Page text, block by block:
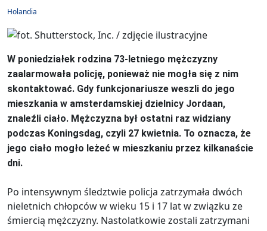
Holandia
W poniedziałek rodzina 73-letniego mężczyzny
zaalarmowała policję, ponieważ nie mogła się z nim
skontaktować. Gdy funkcjonariusze weszli do jego
mieszkania w amsterdamskiej dzielnicy Jordaan,
znaleźli ciało. Mężczyzna był ostatni raz widziany
podczas Koningsdag, czyli 27 kwietnia. To oznacza, że
jego ciało mogło leżeć w mieszkaniu przez kilkanaście
dni.
Po intensywnym śledztwie policja zatrzymała dwóch
nieletnich chłopców w wieku 15 i 17 lat w związku ze
śmiercią mężczyzny. Nastolatkowie zostali zatrzymani